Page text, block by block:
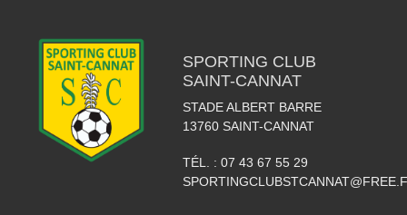
SPORTING CLUB
SAINT-CANNAT
STADE ALBERT BARRE
13760 SAINT-CANNAT
TÉL. : 07 43 67 55 29